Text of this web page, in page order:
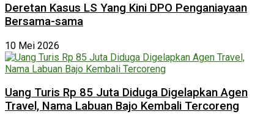
Deretan Kasus LS Yang Kini DPO Penganiayaan
Bersama-sama
10 Mei 2026
Uang Turis Rp 85 Juta Diduga Digelapkan Agen
Travel, Nama Labuan Bajo Kembali Tercoreng